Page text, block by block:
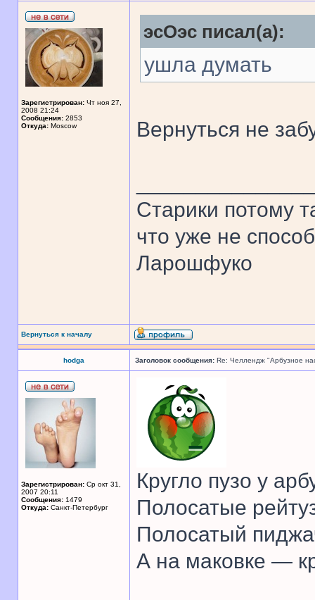
Зарегистрирован: Чт ноя 27,
2008 21:24
Сообщения: 2853
Откуда: Moscow
эсОэс писал(а):
ушла думать
Вернуться не
Старики потому
что уже не
Ларошфуко
Вернуться к началу
hodga Заголовок сообщения: Re: Челлендж "Арбузное
Зарегистрирован: Ср окт 31,
2007 20:11
Сообщения: 1479
Откуда: Санкт-Петербург
Кругло пузо у
Полосатые
Полосатый
А на маковке —